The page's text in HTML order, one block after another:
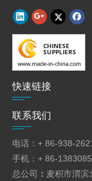
4.可以通过出厂编号
同，
这有助于满足客户的
5.易损件自提单日
6.常见故障可以通过
须提供完整的
故障描述，如果可能
由于卖方的制造原因
重型机械的提单日期
行维修。
7.一年保修后，卖方
快速链接
联系我们
电话：+ 86-938-
手机：+ 86-
总公司 ： 麦积市渭滨